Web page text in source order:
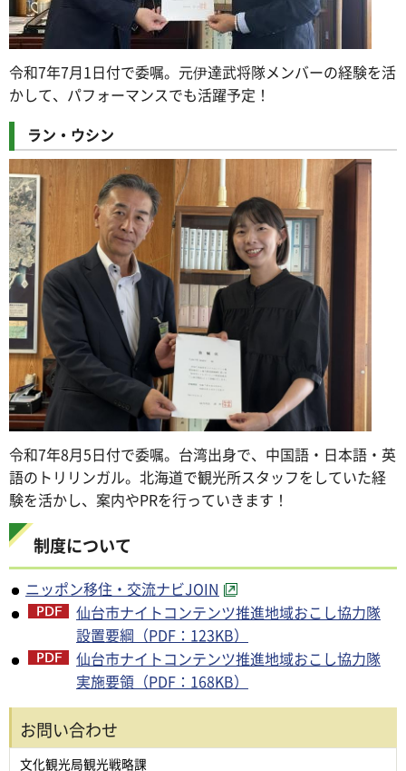
令和7年7月1日付で委嘱。元伊達武将隊メンバーの経験を活
かして、パフォーマンスでも活躍予定！
ラン・ウシン
令和7年8月5日付で委嘱。台湾出身で、中国語・日本語・英
語のトリリンガル。北海道で観光所スタッフをしていた経
験を活かし、案内やPRを行っていきます！
制度について
ニッポン移住・交流ナビJOIN
仙台市ナイトコンテンツ推進地域おこし協力隊
設置要綱（PDF：123KB）
仙台市ナイトコンテンツ推進地域おこし協力隊
実施要領（PDF：168KB）
お問い合わせ
文化観光局観光戦略課